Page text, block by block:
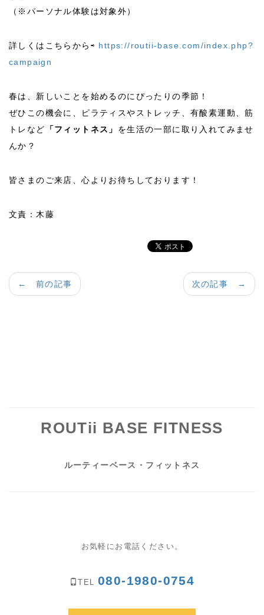
（※パーソナル体験は対象外）
詳しくはこちらから⇨ https://routii-base.com/index.php?
campaign
春は、新しいことを始めるのにぴったりの季節！
ぜひこの機会に、ピラティスやストレッチ、有酸素運動、筋
トレなど
「フィットネス」 を生活の一部に取り入れてみませ
んか？
皆さまのご来店、心よりお待ちしております！
文責：木藤
次の記事 →
← 前の記事
ROUTii BASE FITNESS
ルーティーベース・フィットネス
お気軽にお電話ください。
TEL 080-1980-0754